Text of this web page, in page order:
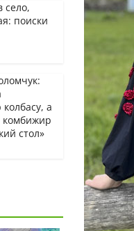
поиски
а
стол»